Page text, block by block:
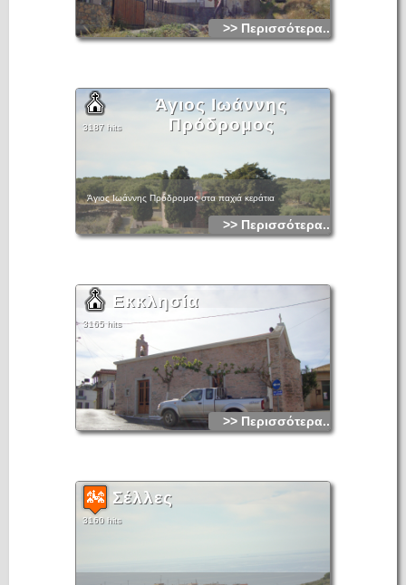
>> Περισσότερα...
Άγιος Ιωάννης
Πρόδρομος
3187 hits
Άγιος Ιωάννης Πρόδρομος στα παχιά κεράτια
>> Περισσότερα...
Εκκλησία
3165 hits
>> Περισσότερα...
Σέλλες
3160 hits